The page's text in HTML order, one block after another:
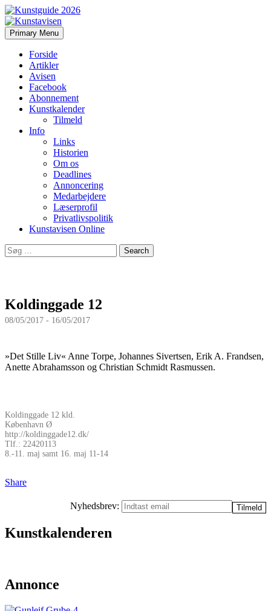
Kunstavisen
Search
Primary Menu Skip
to
Forside
Artikler
Avisen
Facebook
Abonnement
Kunstkalender
Tilmeld
Info
Links
Historien
Om os
Deadlines
Annoncering
Medarbejdere
Læserprofil
Privatlivspolitik
Kunstavisen Online
Search
for:
Koldinggade 12
08/05/2017 - 16/05/2017
»Det Stille Liv« Anne Torpe, Johannes Sivertsen, Erik A. Frandsen,
Anette Abrahamsson og Christian Schmidt Rasmussen.
Koldinggade 12 kld.
København Ø
http://koldinggade12.dk/
Tlf.: 22420113
8.-11. maj samt 16. maj 11-14
Share
Nyhedsbrev:
Kunstkalenderen
Annonce